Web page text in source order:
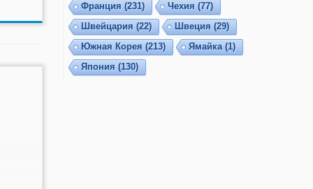
Франция (231) Чехия (77)
Швейцария (22) Швеция (29)
Южная Корея (213) Ямайка(1)
Япония (130)